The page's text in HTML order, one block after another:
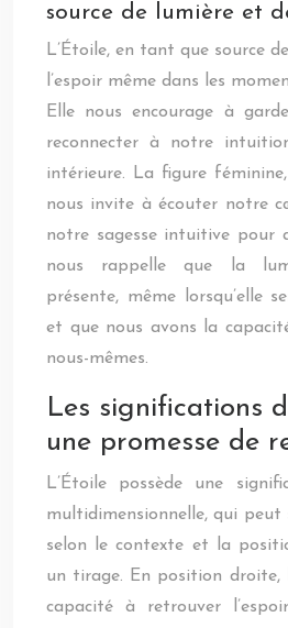
source de lumière et
L’Étoile, en tant que source
l’espoir même dans les
Elle nous encourage à
reconnecter à notre
intérieure. La figure
nous invite à écouter notre
notre sagesse intuitive pour
nous rappelle que la
présente, même lorsqu’elle
et que nous avons la
nous-mêmes.
Les significations
une promesse de
L’Étoile possède une
multidimensionnelle, qui peut
selon le contexte et la
un tirage. En position droite,
capacité à retrouver